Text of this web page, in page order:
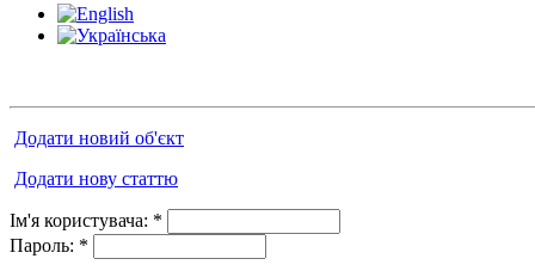
Додати новий об'єкт
Додати нову статтю
Ім'я користувача: *
Пароль: *